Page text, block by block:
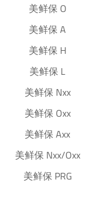
美鲜保 O
美鲜保 A
美鲜保 H
美鲜保 L
美鲜保 Nxx
美鲜保 Oxx
美鲜保 Axx
美鲜保 Nxx/Oxx
美鲜保 PRG